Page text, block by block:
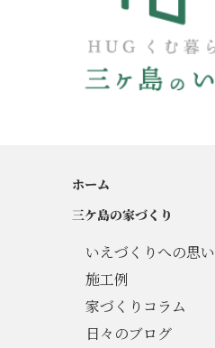
ホーム
三ケ島の家づくり
いえづくりへの思い
施工例
家づくりコラム
日々のブログ